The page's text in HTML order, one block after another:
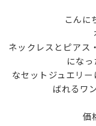
こんに
ネックレスとピアス
にな
なセットジュエリ
ばれるワ
価